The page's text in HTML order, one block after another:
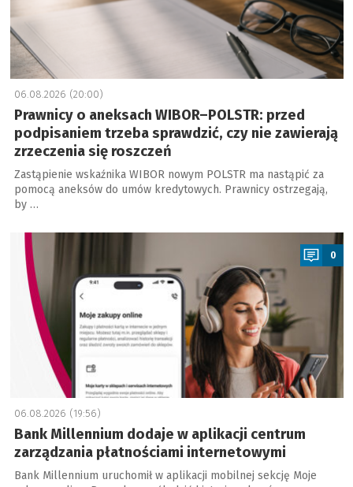
06.08.2026 (20:00)
Prawnicy o aneksach WIBOR–POLSTR: przed
podpisaniem trzeba sprawdzić, czy nie zawierają
zrzeczenia się roszczeń
Zastąpienie wskaźnika WIBOR nowym POLSTR ma nastąpić za
pomocą aneksów do umów kredytowych. Prawnicy ostrzegają,
by …
0
06.08.2026 (19:56)
Bank Millennium dodaje w aplikacji centrum
zarządzania płatnościami internetowymi
Bank Millennium uruchomił w aplikacji mobilnej sekcję Moje